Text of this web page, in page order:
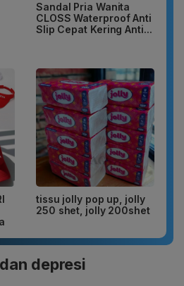
Sandal Pria Wanita
CLOSS Waterproof Anti
Slip Cepat Kering Anti...
tissu jolly pop up, jolly
250 shet, jolly 200shet
depresi